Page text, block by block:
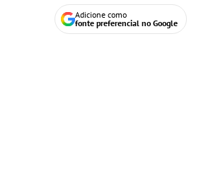
Adicione como
fonte preferencial no Google